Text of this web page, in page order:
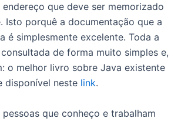
endereço que deve ser memorizado
Isto porquê a documentação que a
é simplesmente excelente. Toda a
de forma muito simples e,
o melhor livro sobre Java existente
disponível neste link.
que conheço e trabalham